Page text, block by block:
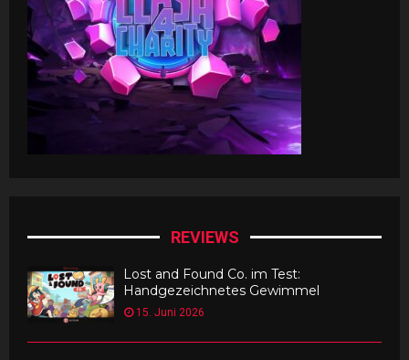
REVIEWS
Lost and Found Co. im Test:
Handgezeichnetes Gewimmel
15. Juni 2026